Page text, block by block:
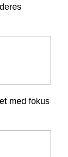
med fokus